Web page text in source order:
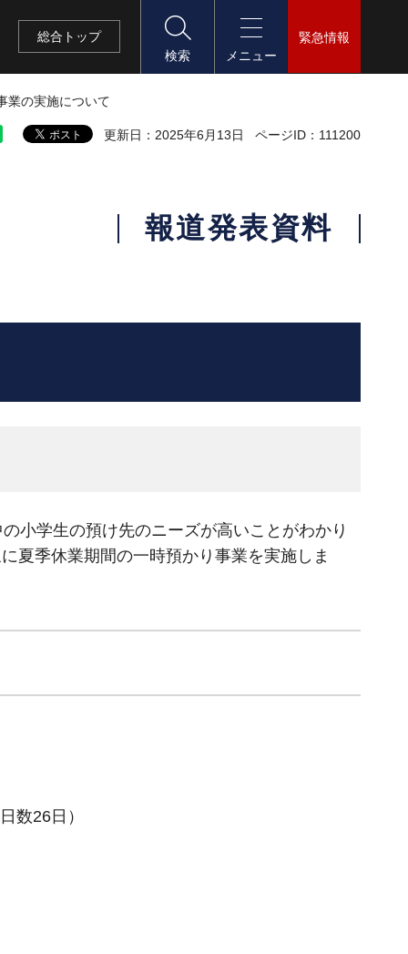
総合 トップ
検索
メニュー
緊急情報
業の実施について
更新日：2025年6月13日 ページID：111200
報道発表資料
小学生の預け先のニーズが高いことがわかり
夏季休業期間の一時預かり事業を実施しま
数26日）